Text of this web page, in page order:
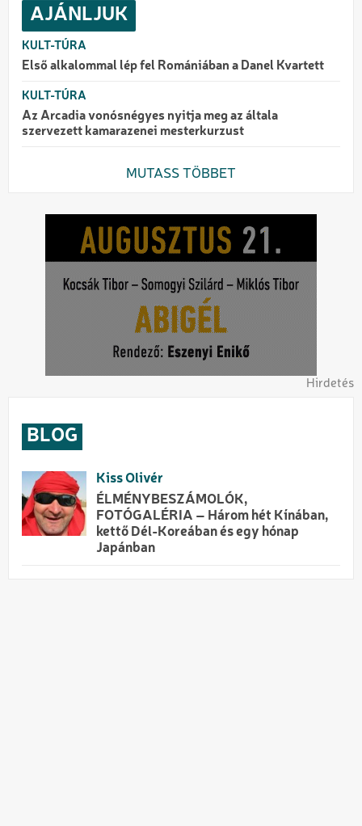
AJÁNLJUK
KULT-TÚRA
Első alkalommal lép fel Romániában a Danel Kvartett
KULT-TÚRA
Az Arcadia vonósnégyes nyitja meg az általa
szervezett kamarazenei mesterkurzust
MUTASS TÖBBET
Hirdetés
BLOG
Kiss Olivér
ÉLMÉNYBESZÁMOLÓK,
FOTÓGALÉRIA – Három hét Kínában,
kettő Dél-Koreában és egy hónap
Japánban